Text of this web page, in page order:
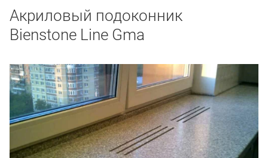
Акриловый подоконник
Bienstone Line Gma